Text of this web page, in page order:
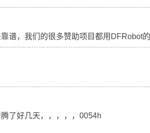
谱，我们的很多赞助项目都用DFRobot
了好几天，，，，，0054h